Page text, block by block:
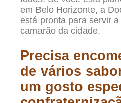
em Belo Horizonte, a
está pronta para servir a
camarão da cidade.
Precisa
de vários
um gosto